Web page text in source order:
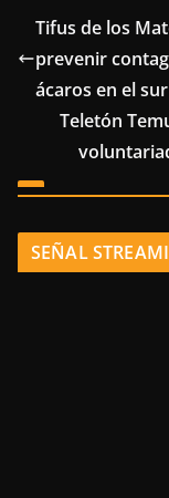
Tifus de los
prevenir
ácaros en el
Teletón
SEÑAL